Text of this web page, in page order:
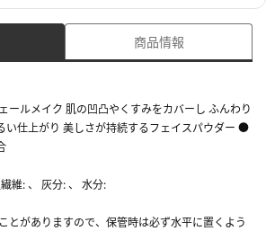
商品情報
ールメイク 肌の凹凸やくすみをカバーし ふんわり
い仕上がり 美しさが持続するフェイスパウダー ●
維: 、 灰分: 、 水分:
とがありますので、保管時は必ず水平に置くよう